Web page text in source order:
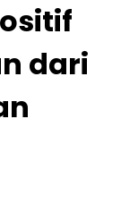
dari